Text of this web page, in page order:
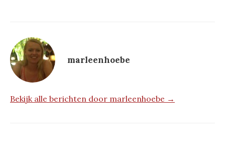
marleenhoebe
Bekijk alle berichten door marleenhoebe →